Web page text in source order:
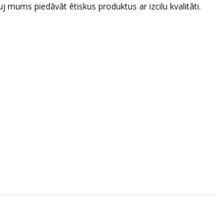
piedāvāt ētiskus produktus ar izcilu kvalitāti.